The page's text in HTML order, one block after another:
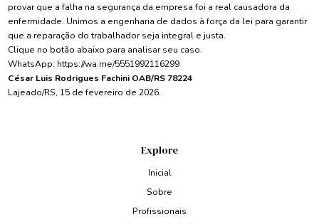
provar que a falha na segurança da empresa foi a real causadora da
enfermidade. Unimos a engenharia de dados à força da lei para garantir
que a reparação do trabalhador seja integral e justa.
Clique no botão abaixo para analisar seu caso.
WhatsApp: https://wa.me/5551992116299
César Luis Rodrigues Fachini OAB/RS 78224
Lajeado/RS, 15 de fevereiro de 2026.
Explore
Inicial
Sobre
Profissionais